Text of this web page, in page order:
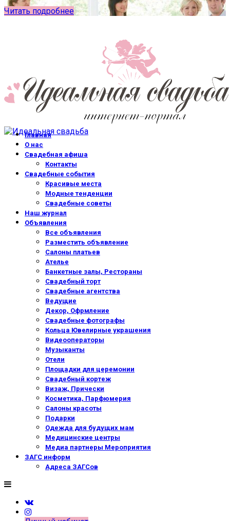
Читать подробнее
Главная
О нас
Свадебная афиша
Контакты
Свадебные события
Красивые места
Модные тенденции
Свадебные советы
Наш журнал
Объявления
Все объявления
Разместить объявление
Салоны платьев
Ателье
Банкетные залы, Рестораны
Свадебный торт
Свадебные агентства
Ведущие
Декор, Офрмление
Свадебные фотографы
Кольца Ювелирные украшения
Видеооператоры
Музыканты
Отели
Площадки для церемонии
Свадебный кортеж
Визаж, Прически
Косметика, Парфюмерия
Салоны красоты
Подарки
Одежда для будущих мам
Медицинские центры
Медиа партнеры Мероприятия
ЗАГС информ
Адреса ЗАГСов